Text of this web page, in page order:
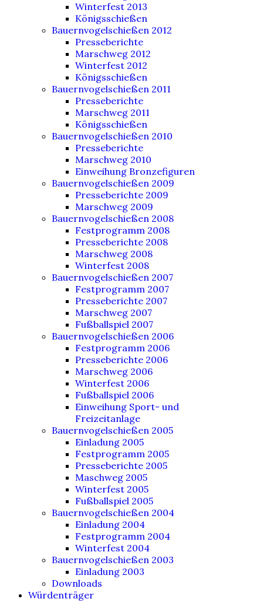
Winterfest 2013
Königsschießen
Bauernvogelschießen 2012
Presseberichte
Marschweg 2012
Winterfest 2012
Königsschießen
Bauernvogelschießen 2011
Presseberichte
Marschweg 2011
Königsschießen
Bauernvogelschießen 2010
Presseberichte
Marschweg 2010
Einweihung Bronzefiguren
Bauernvogelschießen 2009
Presseberichte 2009
Marschweg 2009
Bauernvogelschießen 2008
Festprogramm 2008
Presseberichte 2008
Marschweg 2008
Winterfest 2008
Bauernvogelschießen 2007
Festprogramm 2007
Presseberichte 2007
Marschweg 2007
Fußballspiel 2007
Bauernvogelschießen 2006
Festprogramm 2006
Presseberichte 2006
Marschweg 2006
Winterfest 2006
Fußballspiel 2006
Einweihung Sport- und
Freizeitanlage
Bauernvogelschießen 2005
Einladung 2005
Festprogramm 2005
Presseberichte 2005
Maschweg 2005
Winterfest 2005
Fußballspiel 2005
Bauernvogelschießen 2004
Einladung 2004
Festprogramm 2004
Winterfest 2004
Bauernvogelschießen 2003
Einladung 2003
Downloads
Würdenträger